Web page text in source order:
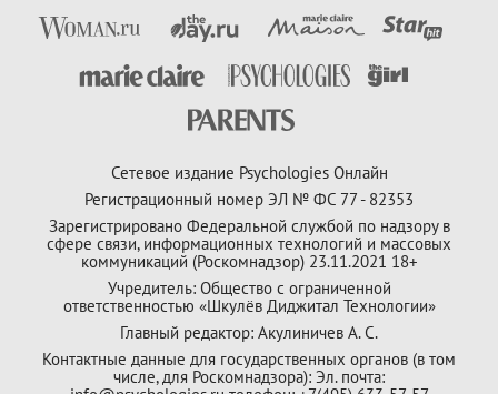
Сетевое издание Psychologies Онлайн
Регистрационный номер ЭЛ № ФС 77 - 82353
Зарегистрировано Федеральной службой по надзору в
сфере связи, информационных технологий и массовых
коммуникаций (Роскомнадзор) 23.11.2021 18+
Учредитель: Общество с ограниченной
ответственностью «Шкулёв Диджитал Технологии»
Главный редактор: Акулиничев А. С.
Контактные данные для государственных органов (в том
числе, для Роскомнадзора): Эл. почта: